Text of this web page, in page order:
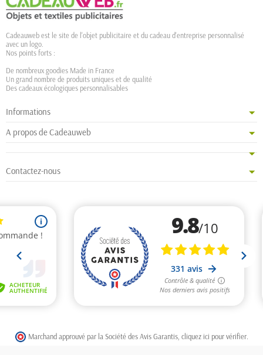
Cadeauweb est le site de l'objet publicitaire et du cadeau d'entreprise personnalisé
avec un logo.
Nos points forts :
De nombreux goodies Made in France
Un grand nombre de produits uniques et de qualité
Des cadeaux écologiques personnalisables
Informations
A propos de Cadeauweb
Contactez-nous
Marchand approuvé par la Société des Avis Garantis, cliquez ici pour vérifier